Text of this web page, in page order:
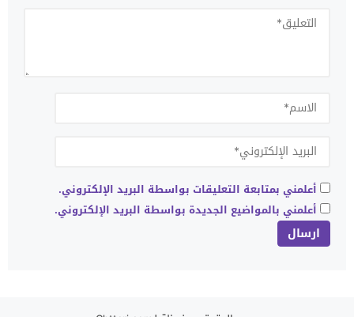
أعلمني بمتابعة التعليقات بواسطة البريد الإلكتروني.
أعلمني بالمواضيع الجديدة بواسطة البريد الإلكتروني.